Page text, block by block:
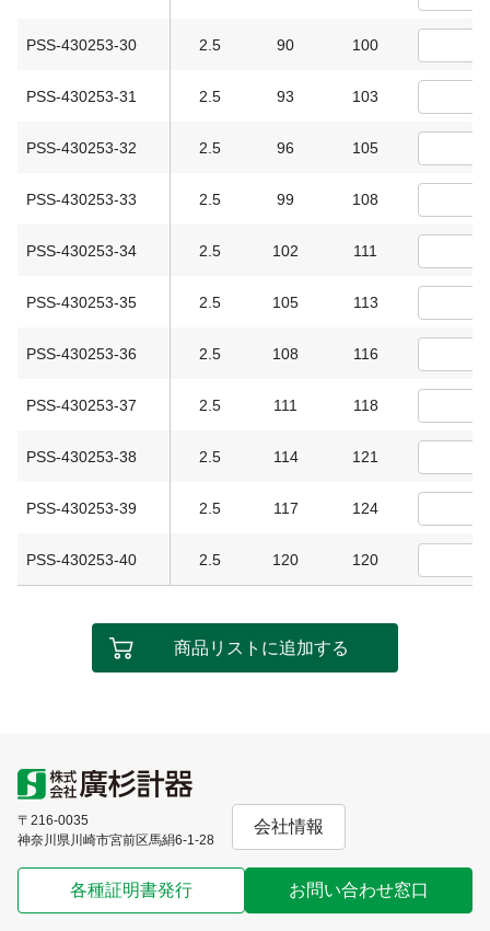
PSS-430253-30 2.5 90 100
PSS-430253-31 2.5 93 103
PSS-430253-32 2.5 96 105
PSS-430253-33 2.5 99 108
PSS-430253-34 2.5 102 111
PSS-430253-35 2.5 105 113
PSS-430253-36 2.5 108 116
PSS-430253-37 2.5 111 118
PSS-430253-38 2.5 114 121
PSS-430253-39 2.5 117 124
PSS-430253-40 2.5 120 120
商品リストに追加する
〒216-0035
神奈川県川崎市宮前区馬絹6-1-28
会社情報
各種証明書発行 お問い合わせ窓口